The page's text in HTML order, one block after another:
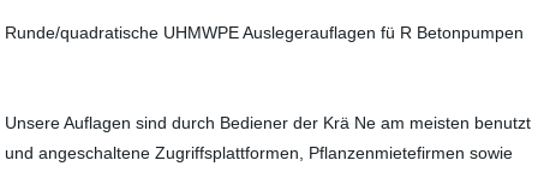
Runde/quadratische UHMWPE Auslegerauflagen fü R Betonpumpen
Unsere Auflagen sind durch Bediener der Krä Ne am meisten benutzt
und angeschaltene Zugriffsplattformen, Pflanzenmietefirmen sowie